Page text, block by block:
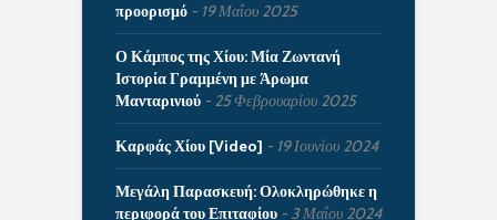
προορισμό
19 Μαΐου 2025
Ο Κάμπος της Χίου: Μία Ζωντανή
Ιστορία Γραμμένη με Άρωμα
Μανταρινιού
25 Φεβρουαρίου 2025
Καρφάς Χίου [Video] 19 Ιουνίου 2024
Μεγάλη Παρασκευή: Ολοκληρώθηκε η
περιφορά του Επιταφίου
3 Μαΐου 2024